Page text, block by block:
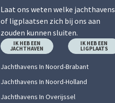
Laat ons weten welke jachthavens
of ligplaatsen zich bij ons aan
zouden kunnen sluiten.
IK HEB EEN
JACHTHAVEN
IK HEB EEN
LIGPLAATS
Jachthavens In Noord-Brabant
Jachthavens In Noord-Holland
Jachthavens In Overijssel